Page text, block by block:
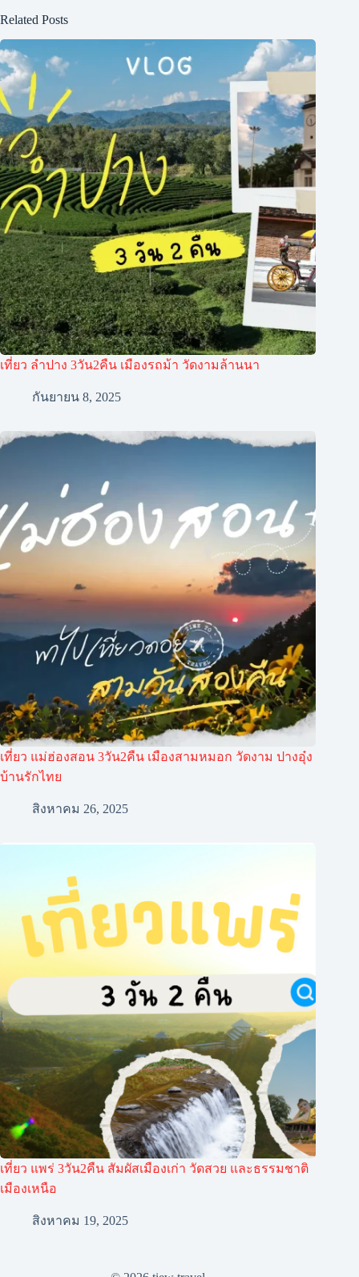
Related Posts
เที่ยว ลำปาง 3วัน2คืน เมืองรถม้า วัดงามล้านนา
กันยายน 8, 2025
เที่ยว แม่ฮ่องสอน 3วัน2คืน เมืองสามหมอก วัดงาม ปางอุ๋ง
บ้านรักไทย
สิงหาคม 26, 2025
เที่ยว แพร่ 3วัน2คืน สัมผัสเมืองเก่า วัดสวย และธรรมชาติ
เมืองเหนือ
สิงหาคม 19, 2025